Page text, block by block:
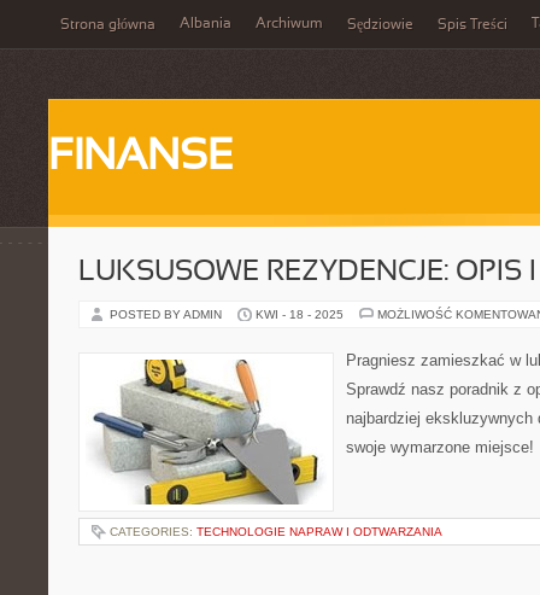
Strona główna Albania Archiwum Sędziowie Spis Treści
FINANSE
LUKSUSOWE REZYDENCJE: OPIS
POSTED BY ADMIN KWI - 18 - 2025 MOŻLIWOŚĆ
Pragniesz zamieszkać w
Sprawdź nasz poradnik z
najbardziej ekskluzywnych
swoje wymarzone miejsce!
CATEGORIES: TECHNOLOGIE NAPRAW I ODTWARZANIA